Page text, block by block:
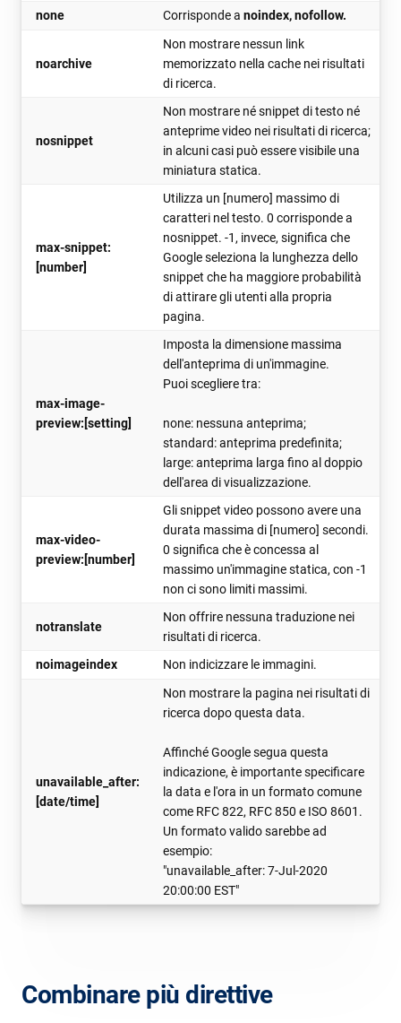
none
Corrisponde a noindex, nofollow.
noarchive
Non mostrare nessun link
memorizzato nella cache nei risultati
di ricerca.
nosnippet
Non mostrare né snippet di testo né
anteprime video nei risultati di ricerca;
in alcuni casi può essere visibile una
miniatura statica.
max-snippet:
[number]
Utilizza un [numero] massimo di
caratteri nel testo. 0 corrisponde a
nosnippet. -1, invece, significa che
Google seleziona la lunghezza dello
snippet che ha maggiore probabilità
di attirare gli utenti alla propria
pagina.
max-image-
preview:[setting]
Imposta la dimensione massima
dell'anteprima di un'immagine.
Puoi scegliere tra:
none: nessuna anteprima;
standard: anteprima predefinita;
large: anteprima larga fino al doppio
dell'area di visualizzazione.
max-video-
preview:[number]
Gli snippet video possono avere una
durata massima di [numero] secondi.
0 significa che è concessa al
massimo un'immagine statica, con -1
non ci sono limiti massimi.
notranslate
Non offrire nessuna traduzione nei
risultati di ricerca.
noimageindex
Non indicizzare le immagini.
unavailable_after:
[date/time]
Non mostrare la pagina nei risultati di
ricerca dopo questa data.
Affinché Google segua questa
indicazione, è importante specificare
la data e l'ora in un formato comune
come RFC 822, RFC 850 e ISO 8601.
Un formato valido sarebbe ad
esempio:
"unavailable_after: 7-Jul-2020
20:00:00 EST"
Combinare più direttive